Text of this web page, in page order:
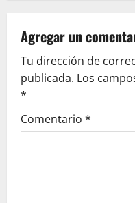
v
i
g
a
Agregar un
Tu dirección de
publicada. Los
*
Comentario *